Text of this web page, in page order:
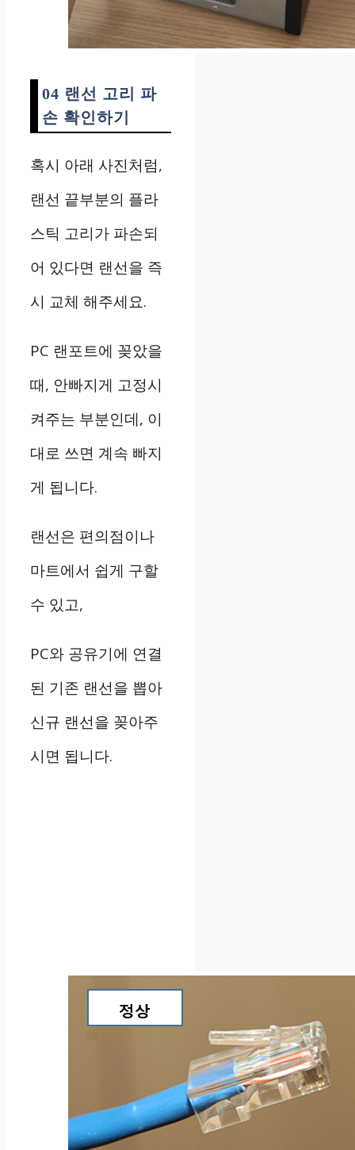
04 랜선 고리 파
손 확인하기
혹시 아래 사진처럼,
랜선 끝부분의 플라
스틱 고리가 파손되
어 있다면 랜선을 즉
시 교체 해주세요.
PC 랜포트에 꽂았을
때, 안빠지게 고정시
켜주는 부분인데, 이
대로 쓰면 계속 빠지
게 됩니다.
랜선은 편의점이나
마트에서 쉽게 구할
수 있고,
PC와 공유기에 연결
된 기존 랜선을 뽑아
신규 랜선을 꽂아주
시면 됩니다.